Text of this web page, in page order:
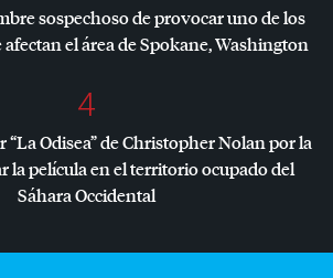
sospechoso de provocar uno de los
el área de Spokane, Washington
4
Odisea” de Christopher Nolan por la
la película en el territorio ocupado del
Sáhara Occidental